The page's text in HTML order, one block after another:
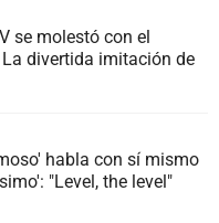
se molestó con el
divertida imitación de
habla con sí mismo
"Level, the level"